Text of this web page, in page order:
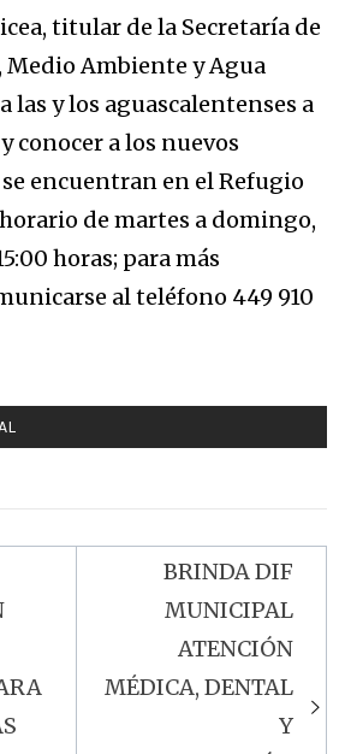
titular de la Secretaría de
Ambiente y Agua
las y los aguascalentenses a
conocer a los nuevos
encuentran en el Refugio
de martes a domingo,
horas; para más
al teléfono 449 910
BRINDA DIF
MUNICIPAL
ATENCIÓN
MÉDICA, DENTAL
Y